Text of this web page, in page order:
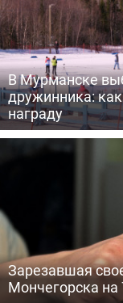
В Мурманске
дружинника:
награду
Зарезавшая
Мончегорска на